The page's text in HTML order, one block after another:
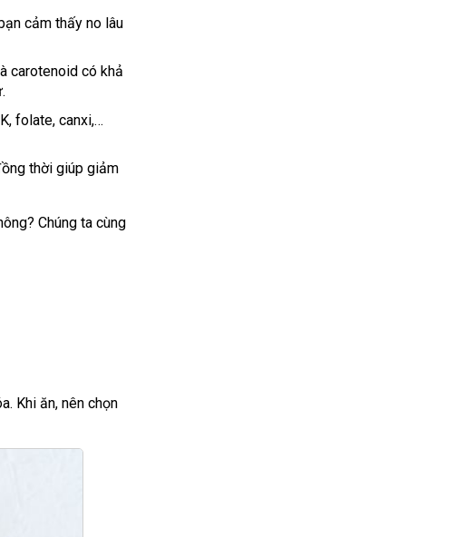
cảm thấy no lâu
carotenoid có khả
folate, canxi,…
thời giúp giảm
Chúng ta cùng
Khi ăn, nên chọn